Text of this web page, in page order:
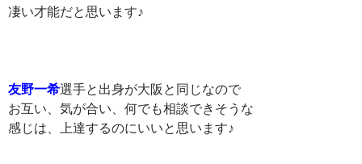
凄い才能だと思います♪
友野一希選手と出身が大阪と同じなので
お互い、気が合い、何でも相談できそうな
感じは、上達するのにいいと思います♪